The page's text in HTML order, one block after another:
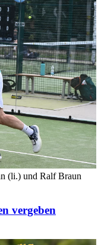
(li.) und Ralf Braun
vergeben